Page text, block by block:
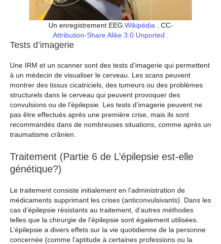
Un enregistrement EEG.Wikipédia. CC-
Attribution-Share Alike 3.0 Unported .
Tests d’imagerie
Une IRM et un scanner sont des tests d’imagerie qui permettent
à un médecin de visualiser le cerveau. Les scans peuvent
montrer des tissus cicatriciels, des tumeurs ou des problèmes
structurels dans le cerveau qui peuvent provoquer des
convulsions ou de l’épilepsie. Les tests d’imagerie peuvent ne
pas être effectués après une première crise, mais ils sont
recommandés dans de nombreuses situations, comme après un
traumatisme crânien.
Traitement (Partie 6 de L’épilepsie est-elle
génétique?)
Le traitement consiste initialement en l’administration de
médicaments supprimant les crises (anticonvulsivants). Dans les
cas d’épilepsie résistants au traitement, d’autres méthodes
telles que la chirurgie de l’épilepsie sont également utilisées.
L’épilepsie a divers effets sur la vie quotidienne de la personne
concernée (comme l’aptitude à certaines professions ou la